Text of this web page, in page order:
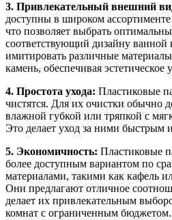
3. Привлекательный внешний
доступны в широком ассортименте
что позволяет выбрать
соответствующий дизайну
имитировать различные
камень, обеспечивая эстетическое
4. Простота ухода: Пластиковые
чистятся. Для их очистки обычно
влажной губкой или тряпкой с
Это делает уход за ними быстрым
5. Экономичность: Пластиковые
более доступным вариантом по
материалами, такими как кафель
Они предлагают отличное
делает их привлекательным
комнат с ограниченным бюджетом.